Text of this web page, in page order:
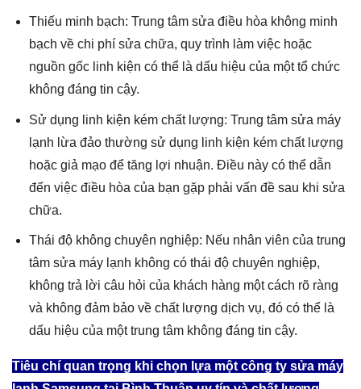
Thiếu minh bạch: Trung tâm sửa điều hòa không minh
bạch về chi phí sửa chữa, quy trình làm việc hoặc
nguồn gốc linh kiện có thể là dấu hiệu của một tổ chức
không đáng tin cậy.
Sử dụng linh kiện kém chất lượng: Trung tâm sửa máy
lạnh lừa đảo thường sử dụng linh kiện kém chất lượng
hoặc giả mạo để tăng lợi nhuận. Điều này có thể dẫn
đến việc điều hòa của bạn gặp phải vấn đề sau khi sửa
chữa.
Thái độ không chuyên nghiệp: Nếu nhân viên của trung
tâm sửa máy lạnh không có thái độ chuyên nghiệp,
không trả lời câu hỏi của khách hàng một cách rõ ràng
và không đảm bảo về chất lượng dịch vụ, đó có thể là
dấu hiệu của một trung tâm không đáng tin cậy.
Tiêu chí quan trọng khi chọn lựa một công ty sửa máy